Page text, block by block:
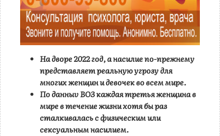
На дворе 2022 год, а насилие по-прежнему
представляет реальную угрозу для
многих женщин и девочек во всем мире.
По данныv ВОЗ каждая третья женщина в
мире в течение жизни хотя бы раз
сталкивалась с физическим или
сексуальным насилием.